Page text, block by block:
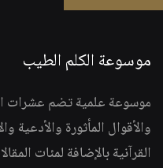
موسوعة الكلم الطيب
موسوعة علمية تضم عشرات
والأقوال المأثورة والأدعية
القرآنية بالإضافة لمئات